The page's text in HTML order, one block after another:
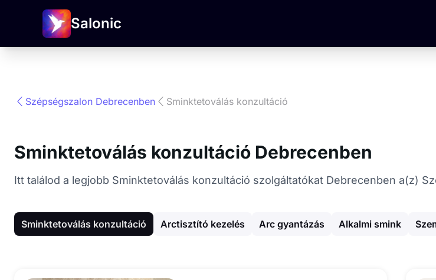
Salonic
Szépségszalon Debrecenben Sminktetoválás konzultáció
Sminktetoválás konzultáció Debrecenben
Itt találod a legjobb Sminktetoválás konzultáció szolgáltatókat Debrecenben a(z)
Sminktetoválás konzultáció Arctisztító kezelés Arc gyantázás Alkalmi smink